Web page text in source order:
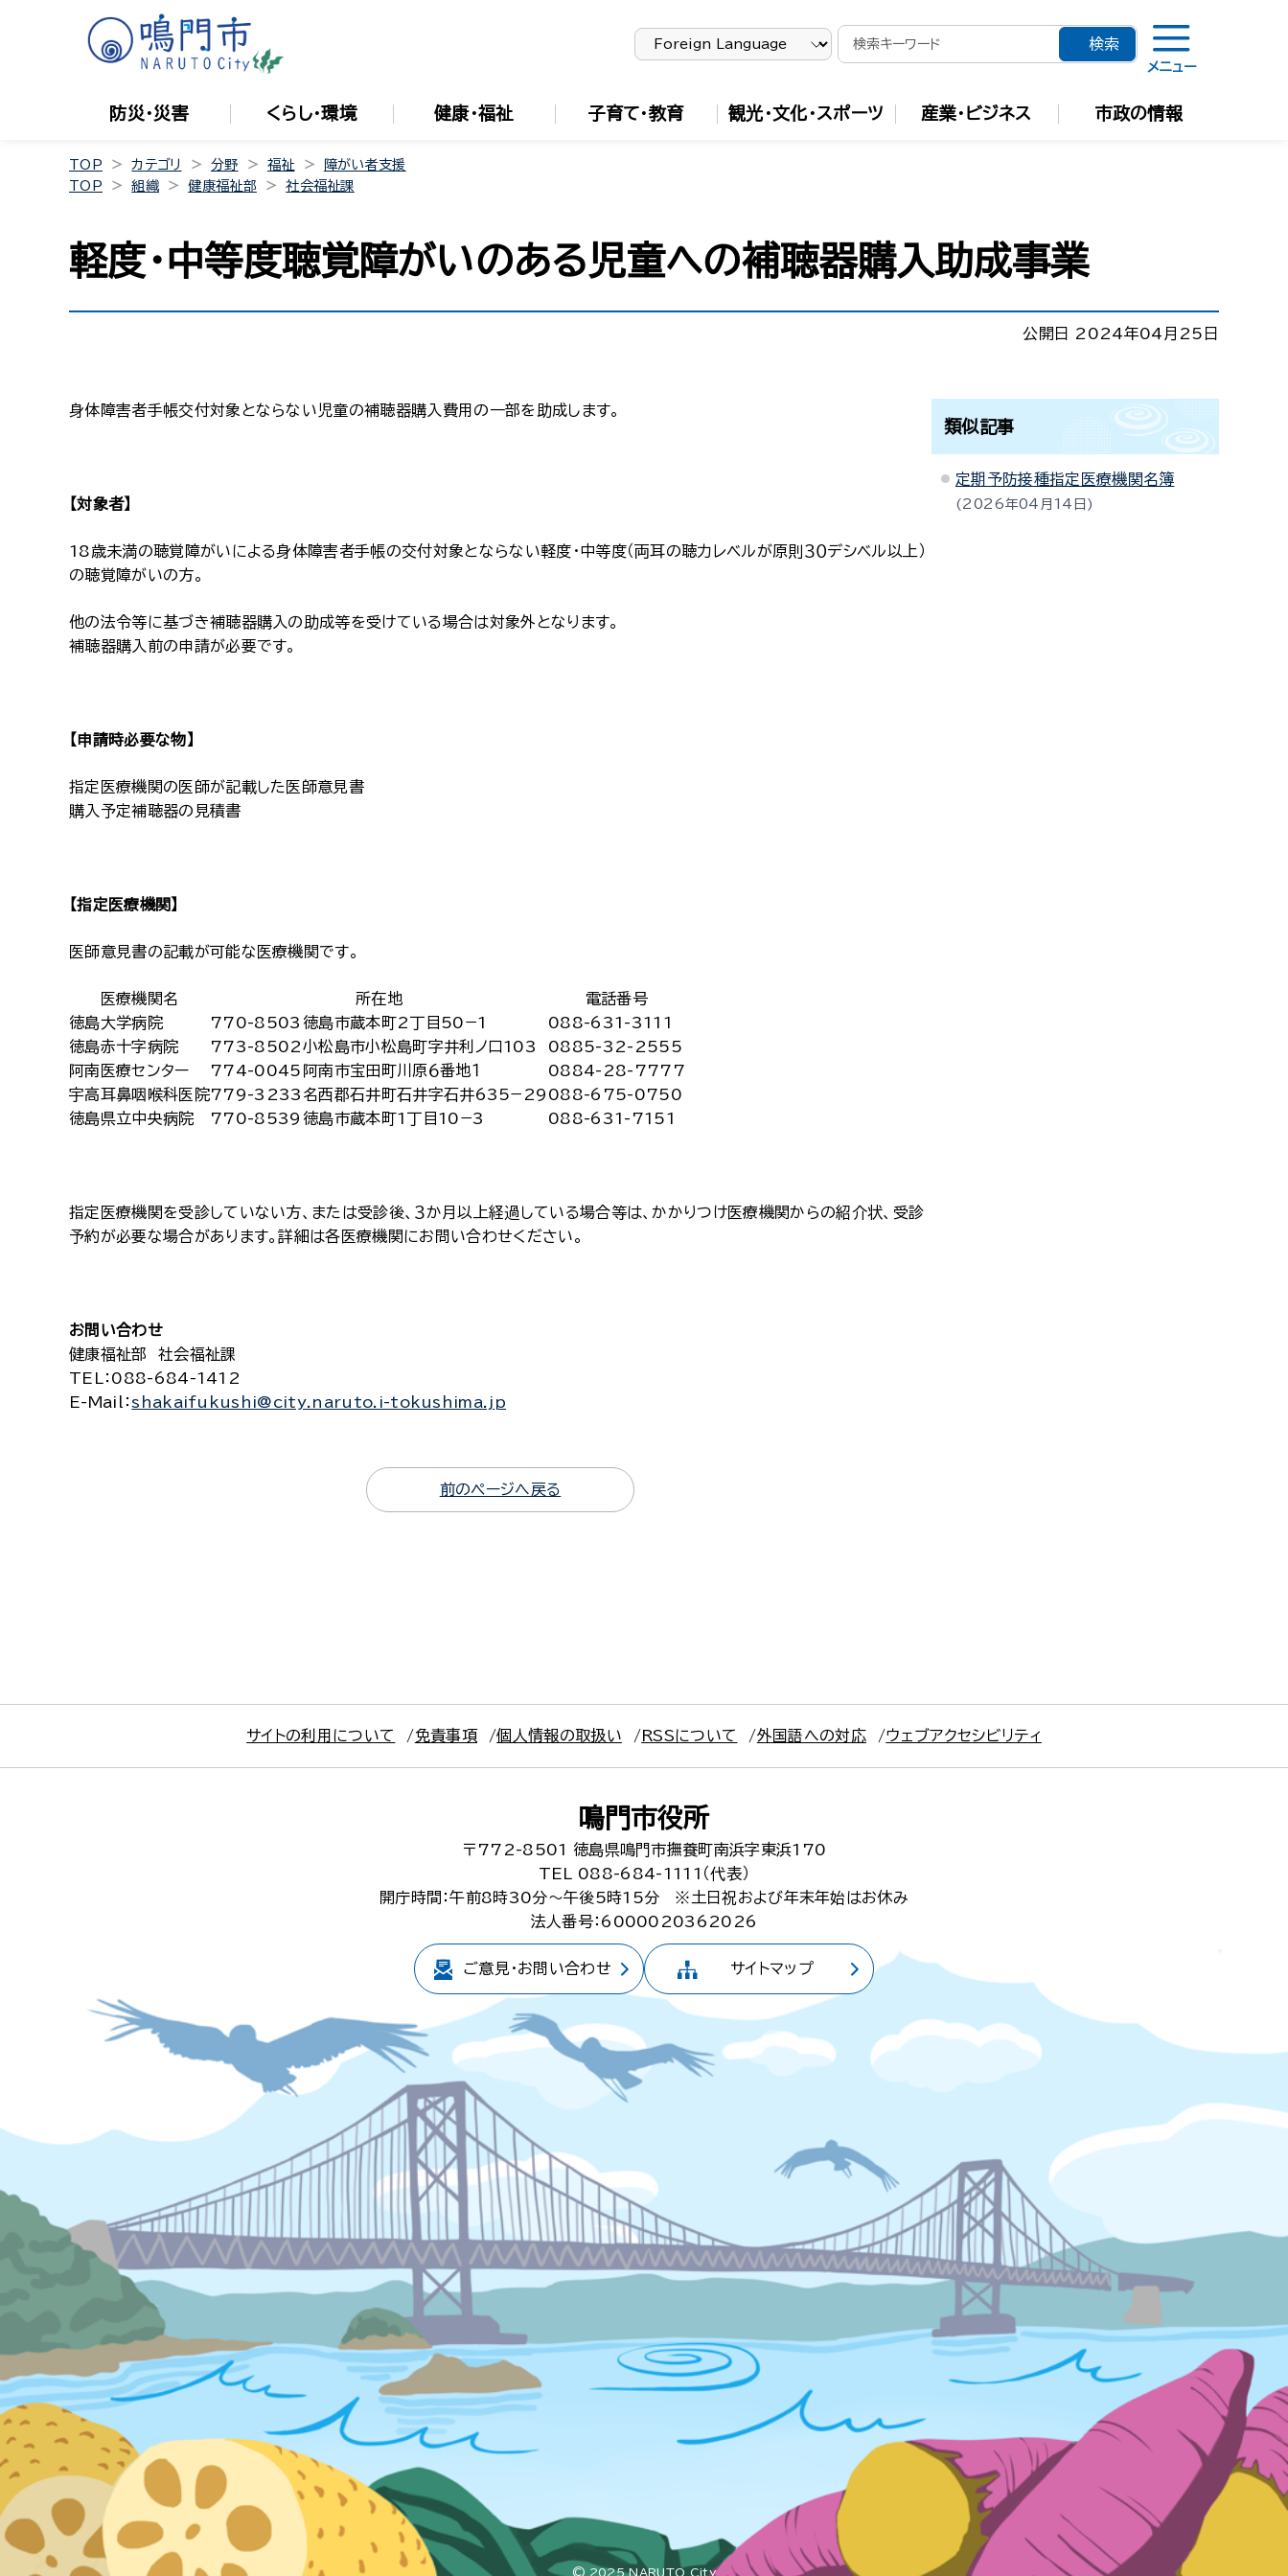
メニュー
防災・災害 くらし・環境 健康・福祉 子育て・教育 観光・文化・スポーツ 産業・ビジネス 市政の情報
TOP カテゴリ 分野 福祉
障がい者支援
TOP
組織 健康福祉部 社会福祉課
軽度･中等度聴覚障がいのある児童への補聴器購入助成事業
公開日 2024年04月25日
身体障害者手帳交付対象とならない児童の補聴器購入費用の一部を助成します。
【対象者】
18歳未満の聴覚障がいによる身体障害者手帳の交付対象とならない軽度・中等度（両耳の聴力レベルが原則３０デシベル以上）
の聴覚障がいの方。
他の法令等に基づき補聴器購入の助成等を受けている場合は対象外となります。
補聴器購入前の申請が必要です。
【申請時必要な物】
指定医療機関の医師が記載した医師意見書
購入予定補聴器の見積書
【指定医療機関】
医師意見書の記載が可能な医療機関です。
医療機関名 所在地
電話番号
徳島大学病院
770-8503 徳島市蔵本町2丁目50−1
088-631-3111
徳島赤十字病院
773-8502小松島市小松島町字井利ノ口103
0885-32-2555
阿南医療センター
774-0045 阿南市宝田町川原６番地１
0884-28-7777
宇高耳鼻咽喉科医院779-3233 名西郡石井町石井字石井635−29 088-675-0750
徳島県立中央病院
770-8539 徳島市蔵本町1丁目10−3 088-631-7151
指定医療機関を受診していない方、または受診後、３か月以上経過している場合等は、かかりつけ医療機関からの紹介状、受診
予約が必要な場合があります。詳細は各医療機関にお問い合わせください。
お問い合わせ
健康福祉部 社会福祉課
TEL
：088-684-1412
E-Mail
： shakaifukushi@city.naruto.i-tokushima.jp
前のページへ戻る
類似記事
定期予防接種指定医療機関名簿
2026年04月14日
サイトの利用について 免責事項 個人情報の取扱い RSSについて 外国語への対応 ウェブアクセシビリティ
鳴門市役所
〒772-8501
徳島県鳴門市撫養町南浜字東浜170
TEL 088-684-1111（代表）
開庁時間：午前8時30分～午後5時15分
※土日祝および年末年始はお休み
法人番号：6000020362026
ご意見・お問い合わせ サイトマップ
© 2025 NARUTO City